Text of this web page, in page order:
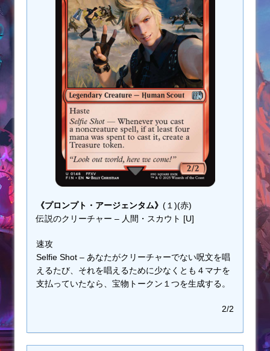
《プロンプト・アージェンタム》 (１)(赤)
伝説のクリーチャー – 人間・スカウト [U]
速攻
Selfie Shot – あなたがクリーチャーでない呪文を唱
えるたび、それを唱えるために少なくとも４マナを
支払っていたなら、宝物トークン１つを生成する。
2/2